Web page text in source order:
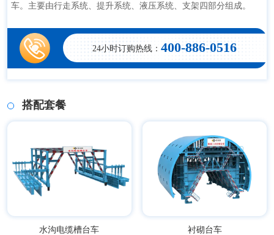
车。主要由行走系统、提升系统、液压系统、支架四部分组成。
24小时订购热线：400-886-0516
搭配套餐
水沟电缆槽台车 衬砌台车